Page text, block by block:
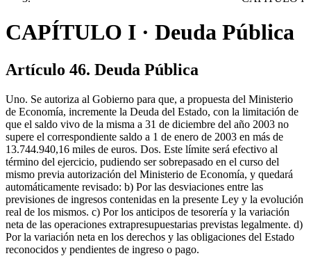
CAPÍTULO I · Deuda Pública
Artículo 46. Deuda Pública
Uno. Se autoriza al Gobierno para que, a propuesta del Ministerio
de Economía, incremente la Deuda del Estado, con la limitación de
que el saldo vivo de la misma a 31 de diciembre del año 2003 no
supere el correspondiente saldo a 1 de enero de 2003 en más de
13.744.940,16 miles de euros. Dos. Este límite será efectivo al
término del ejercicio, pudiendo ser sobrepasado en el curso del
mismo previa autorización del Ministerio de Economía, y quedará
automáticamente revisado: b) Por las desviaciones entre las
previsiones de ingresos contenidas en la presente Ley y la evolución
real de los mismos. c) Por los anticipos de tesorería y la variación
neta de las operaciones extrapresupuestarias previstas legalmente. d)
Por la variación neta en los derechos y las obligaciones del Estado
reconocidos y pendientes de ingreso o pago.